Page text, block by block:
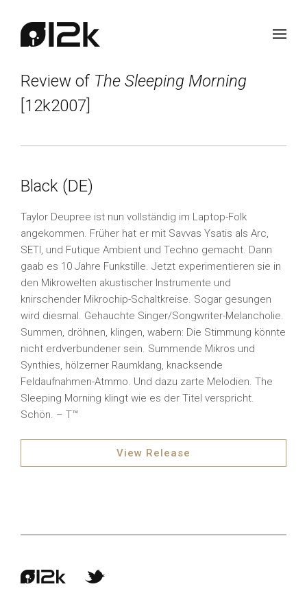
Review of The Sleeping Morning
[12k2007]
Black (DE)
Taylor Deupree ist nun vollständig im Laptop-Folk
angekommen. Früher hat er mit Savvas Ysatis als Arc,
SETI, und Futique Ambient und Techno gemacht. Dann
gaab es 10 Jahre Funkstille. Jetzt experimentieren sie in
den Mikrowelten akustischer Instrumente und
knirschender Mikrochip-Schaltkreise. Sogar gesungen
wird diesmal. Gehauchte Singer/Songwriter-Melancholie.
Summen, dröhnen, klingen, wabern: Die Stimmung könnte
nicht erdverbundener sein. Summende Mikros und
Synthies, hölzerner Raumklang, knacksende
Feldaufnahmen-Atmmo. Und dazu zarte Melodien. The
Sleeping Morning klingt wie es der Titel verspricht.
Schön. – T™
View Release